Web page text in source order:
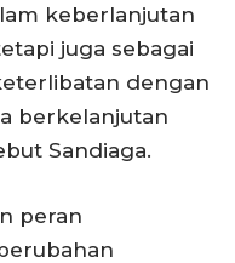
keberlanjutan
juga sebagai
dengan
berkelanjutan
Sandiaga.
peran